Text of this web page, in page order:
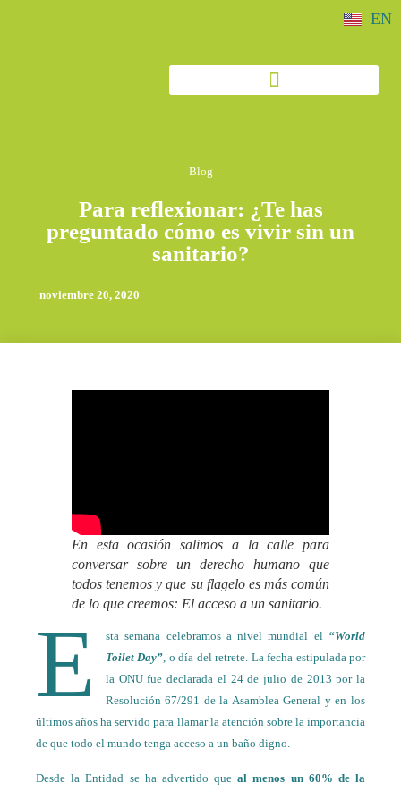
EN
Blog
Para reflexionar: ¿Te has
preguntado cómo es vivir sin un
sanitario?
noviembre 20, 2020
En esta ocasión salimos a la calle para
conversar sobre un derecho humano que
todos tenemos y que su flagelo es más común
de lo que creemos: El acceso a un sanitario.
E sta semana celebramos a nivel mundial el “World
Toilet Day”, o día del retrete. La fecha estipulada por
la ONU fue declarada el 24 de julio de 2013 por la
Resolución 67/291 de la Asamblea General y en los
últimos años ha servido para llamar la atención sobre la importancia
de que todo el mundo tenga acceso a un baño digno.
Desde la Entidad se ha advertido queal menos un 60% de la